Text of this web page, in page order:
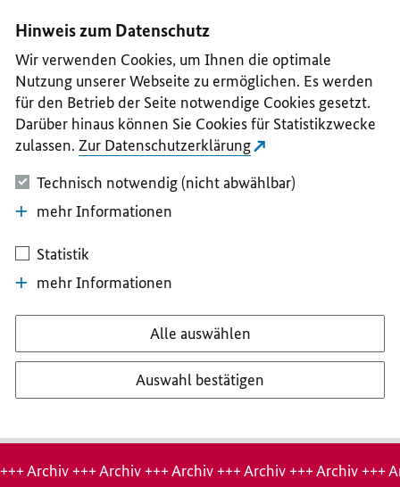
II
III
IV
V
Hinweis zum Datenschutz
Wir verwenden Cookies, um Ihnen die optimale
Nutzung unserer Webseite zu ermöglichen. Es werden
für den Betrieb der Seite notwendige Cookies gesetzt.
Darüber hinaus können Sie Cookies für Statistikzwecke
zulassen. Zur Datenschutzerklärung
Technisch notwendig (nicht abwählbar)
mehr Informationen
Statistik
mehr Informationen
Alle auswählen
Auswahl bestätigen
Hinweis:
Archiv-
Seite
+++ Archiv +++ Archiv +++ Archiv +++ Archiv +++ Archiv +++